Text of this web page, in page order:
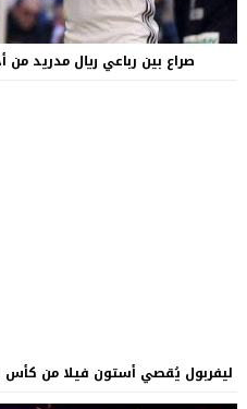
صراع بين رباعي ريال مدريد من
ليفربول يُقصي أستون فيلا من كأس